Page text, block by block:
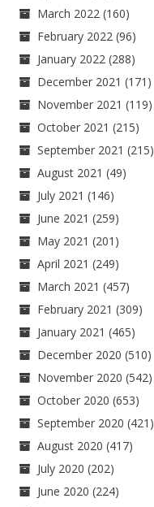
March 2022 (160)
February 2022 (96)
January 2022 (288)
December 2021 (171)
November 2021 (119)
October 2021 (215)
September 2021 (215)
August 2021 (49)
July 2021 (146)
June 2021 (259)
May 2021 (201)
April 2021 (249)
March 2021 (457)
February 2021 (309)
January 2021 (465)
December 2020 (510)
November 2020 (542)
October 2020 (653)
September 2020 (421)
August 2020 (417)
July 2020 (202)
June 2020 (224)